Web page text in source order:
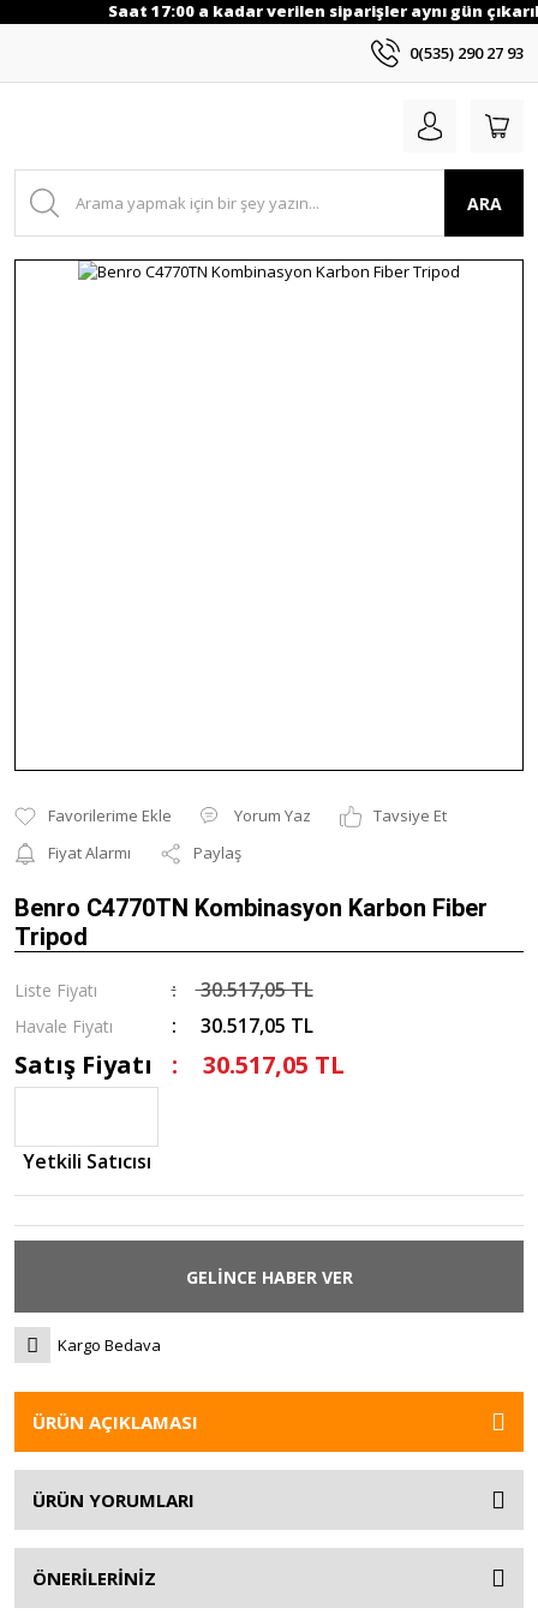
Saat 17:00 a kadar verilen siparişler aynı gün
0(535) 290 27 93
ARA
Yorum Yaz
Tavsiye Et
Fiyat Alarmı
Paylaş
Benro C4770TN Kombinasyon Karbon Fiber
Tripod
Liste Fiyatı 30.517,05 TL
Havale Fiyatı 30.517,05 TL
Satış Fiyatı 30.517,05 TL
Yetkili Satıcısı
GELİNCE HABER VER
Kargo Bedava
ÜRÜN AÇIKLAMASI
ÜRÜN YORUMLARI
ÖNERİLERİNİZ